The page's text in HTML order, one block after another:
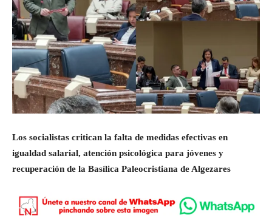
Los socialistas critican la falta de medidas efectivas en
igualdad salarial, atención psicológica para jóvenes y
recuperación de la Basílica Paleocristiana de Algezares